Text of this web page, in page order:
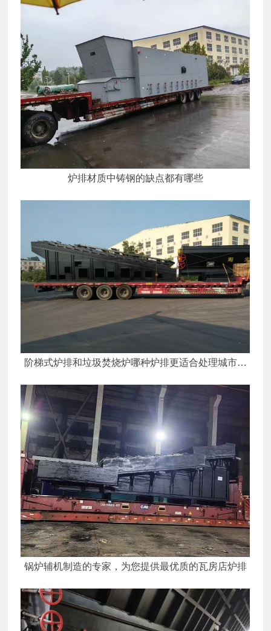
炉排材质中铸钢的缺点都有哪些
阶梯式炉排和垃圾焚烧炉哪种炉排更适合处理城市生
锅炉辅机制造的专家，为您提供最优质的瓦房店炉排